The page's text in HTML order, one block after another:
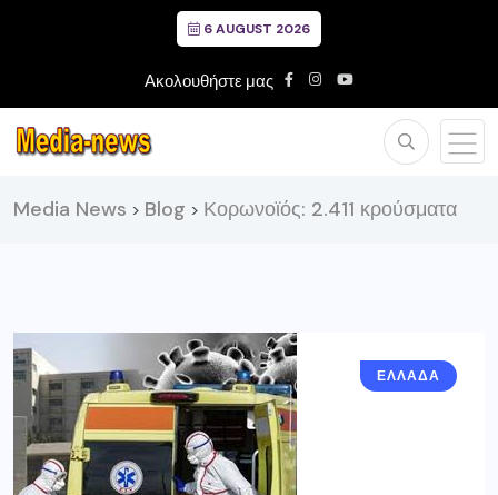
6 AUGUST 2026
Ακολουθήστε μας
Media News > Blog > Κορωνοϊός: 2.411 κρούσματα
ΕΛΛΑΔΑ